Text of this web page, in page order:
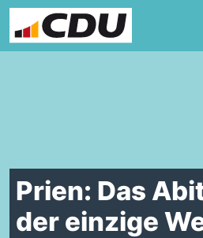
Zum Inhalt springen
Prien: Das
der einzige